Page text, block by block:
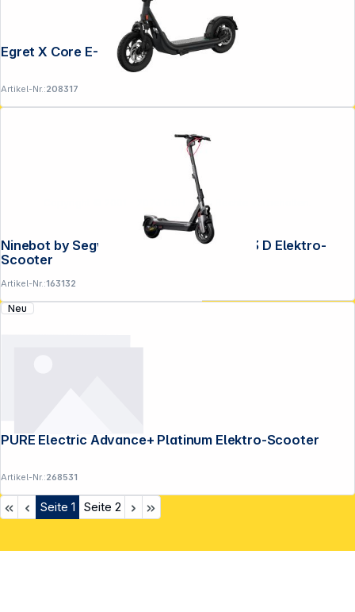
Egret X Core E-Scooter
Artikel-Nr.:208317
Ninebot by Segway KickScooter MAX G3 D Elektro-
Scooter
Artikel-Nr.:163132
Neu
PURE Electric Advance+ Platinum Elektro-Scooter
Artikel-Nr.:268531
Seite 1 Seite 2
Copyright © 2001 - 2026 DGH - Alle Rechte vorbehalten.